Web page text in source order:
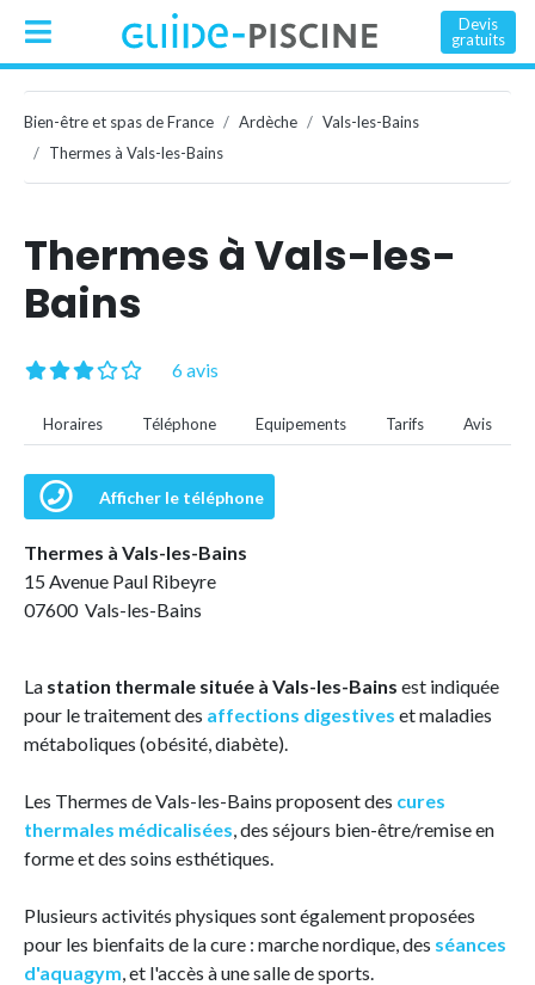
Devis
gratuits
Bien-être et spas de France Ardèche
Vals-les-Bains
Thermes à Vals-les-Bains
Thermes à Vals-les-
Bains
6 avis
Horaires Téléphone Equipements Tarifs Avis
Afficher le téléphone
Thermes à Vals-les-Bains
15 Avenue Paul Ribeyre
07600 Vals-les-Bains
La station thermale située à Vals-les-Bains est indiquée
pour le traitement des affections digestives et maladies
métaboliques (obésité, diabète).
Les Thermes de Vals-les-Bains proposent des cures
thermales médicalisées, des séjours bien-être/remise en
forme et des soins esthétiques.
Plusieurs activités physiques sont également proposées
pour les bienfaits de la cure : marche nordique, des séances
d'aquagym, et l'accès à une salle de sports.